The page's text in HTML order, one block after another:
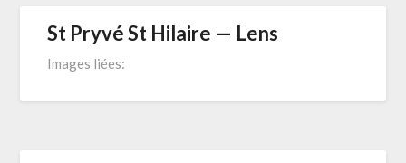
St Pryvé St Hilaire — Lens
Images liées: